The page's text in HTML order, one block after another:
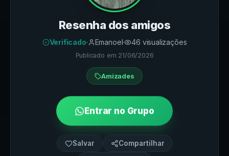
Resenha dos amigos
Verificado· Emanoel· 46 visualizações
Publicado em 21/06/2026
Amizades
Entrar no Grupo
Salvar Compartilhar